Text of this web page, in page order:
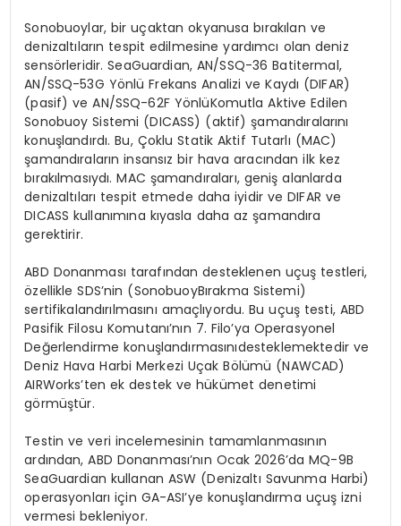
Sonobuoylar, bir uçaktan okyanusa bırakılan ve
denizaltıların tespit edilmesine yardımcı olan deniz
sensörleridir.SeaGuardian, AN/SSQ-36Batitermal,
AN/SSQ-53G Yönlü Frekans Analizi ve Kaydı (DIFAR)
(pasif) ve AN/SSQ-62F YönlüKomutla Aktive Edilen
Sonobuoy Sistemi (DICASS) (aktif) şamandıralarını
konuşlandırdı. Bu, Çoklu Statik Aktif Tutarlı (MAC)
şamandıraların insansız bir hava aracından ilk kez
bırakılmasıydı. MAC şamandıraları, geniş alanlarda
denizaltıları tespit etmede daha iyidir ve DIFAR ve
DICASS kullanımına kıyasla daha az şamandıra
gerektirir.
ABD Donanması tarafından desteklenen uçuş testleri,
özellikle SDS’nin (SonobuoyBırakma Sistemi)
sertifikalandırılmasını amaçlıyordu. Bu uçuş testi, ABD
Pasifik Filosu Komutanı’nın 7. Filo’ya Operasyonel
Değerlendirme konuşlandırmasınıdesteklemektedir ve
Deniz Hava Harbi Merkezi Uçak Bölümü (NAWCAD)
AIRWorks’ten ek destek ve hükümet denetimi
görmüştür.
Testin ve veri incelemesinin tamamlanmasının
ardından, ABD Donanması’nın Ocak 2026’da MQ-9B
SeaGuardian kullanan ASW (Denizaltı Savunma Harbi)
operasyonları için GA-ASI’ye konuşlandırma uçuş izni
vermesi bekleniyor.